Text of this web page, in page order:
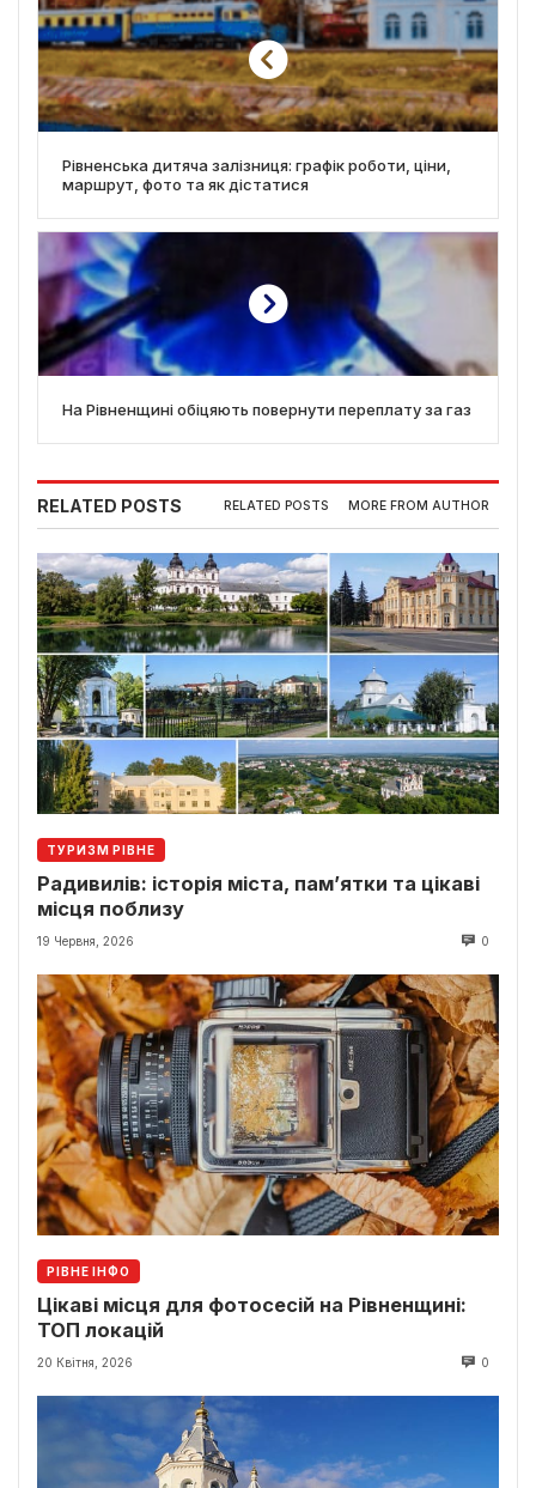
Рівненська дитяча залізниця: графік роботи, ціни,
маршрут, фото та як дістатися
На Рівненщині обіцяють повернути переплату за газ
RELATED POSTS RELATED POSTS MORE FROM AUTHOR
ТУРИЗМ РІВНЕ
Радивилів: історія міста, пам’ятки та цікаві
місця поблизу
19 Червня, 2026 0
РІВНЕ ІНФО
Цікаві місця для фотосесій на Рівненщині:
ТОП локацій
20 Квітня, 2026 0